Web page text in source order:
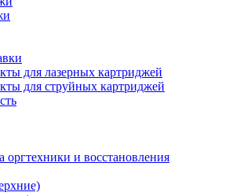
для лазерных картриджей
для струйных картриджей
оргтехники и восстановления